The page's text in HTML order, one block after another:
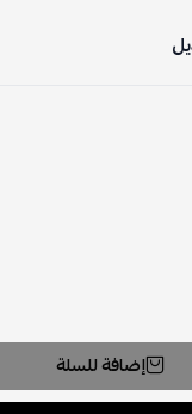
إضافة للسلة